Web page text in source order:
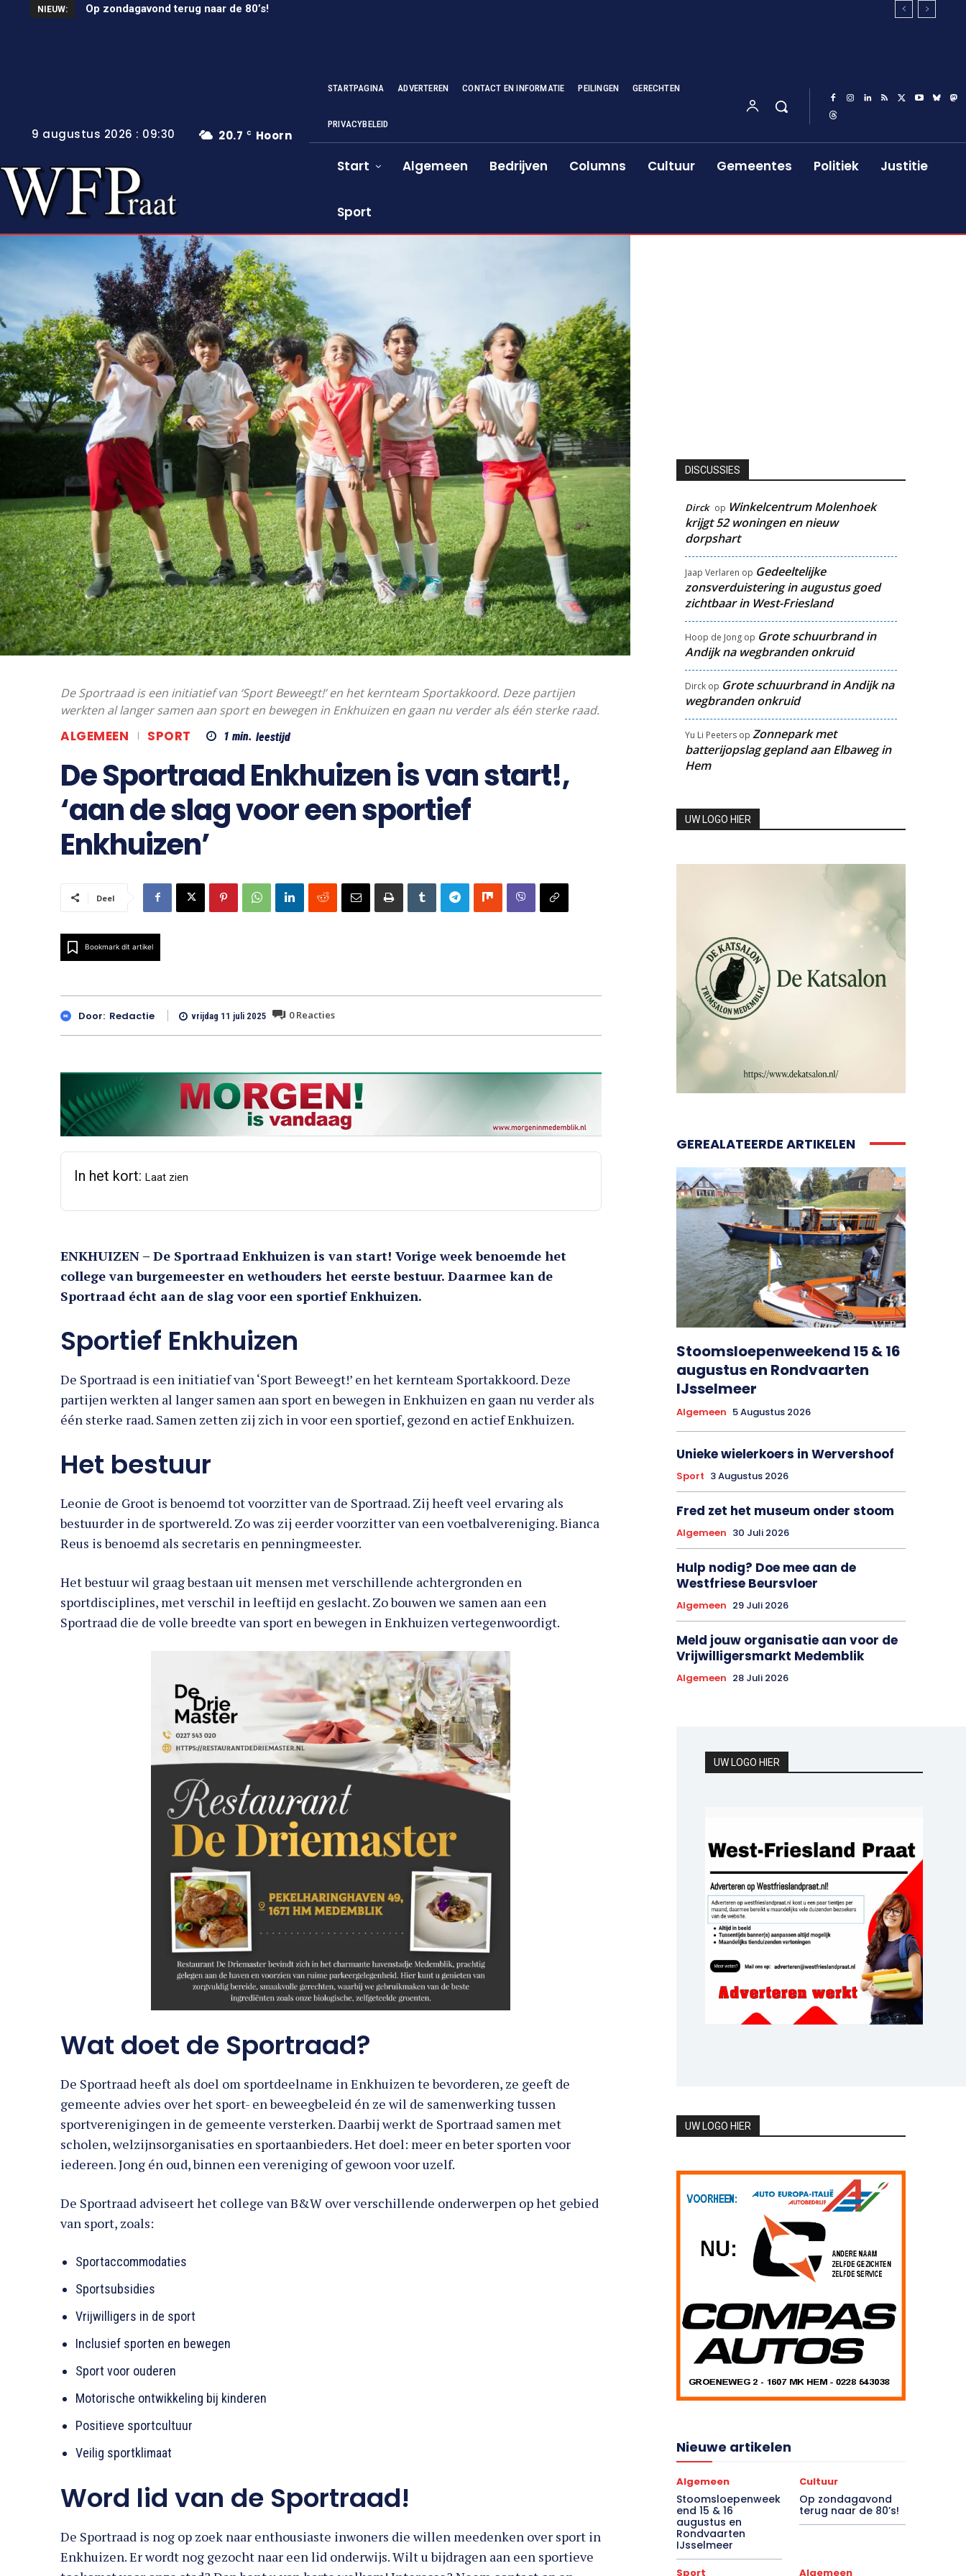
NIEUW: Unieke wielerkoers in Wervershoof
20.7 C Hoorn
9 augustus 2026 : 09:30
STARTPAGINA ADVERTEREN CONTACT EN INFORMATIE PEILINGEN GERECHTEN
PRIVACYBELEID
Start Algemeen Bedrijven Columns Cultuur Gemeentes Politiek Justitie
Sport
De Sportraad is een initiatief van ‘Sport Beweegt!’ en het kernteam Sportakkoord. Deze partijen
werkten al langer samen aan sport en bewegen in Enkhuizen en gaan nu verder als één sterke raad.
ALGEMEEN SPORT 1 min. leestijd
De Sportraad Enkhuizen is van start!,
‘aan de slag voor een sportief
Enkhuizen’
Deel
Bookmark dit artikel
Door: Redactie vrijdag 11 juli 2025 0Reacties
In het kort: Laat zien
ENKHUIZEN – De Sportraad Enkhuizen is van start! Vorige week benoemde het
college van burgemeester en wethouders het eerste bestuur. Daarmee kan de
Sportraad écht aan de slag voor een sportief Enkhuizen.
Sportief Enkhuizen
De Sportraad is een initiatief van ‘Sport Beweegt!’ en het kernteam Sportakkoord. Deze
partijen werkten al langer samen aan sport en bewegen in Enkhuizen en gaan nu verder als
één sterke raad. Samen zetten zij zich in voor een sportief, gezond en actief Enkhuizen.
Het bestuur
Leonie de Groot is benoemd tot voorzitter van de Sportraad. Zij heeft veel ervaring als
bestuurder in de sportwereld. Zo was zij eerder voorzitter van een voetbalvereniging. Bianca
Reus is benoemd als secretaris en penningmeester.
Het bestuur wil graag bestaan uit mensen met verschillende achtergronden en
sportdisciplines, met verschil in leeftijd en geslacht. Zo bouwen we samen aan een
Sportraad die de volle breedte van sport en bewegen in Enkhuizen vertegenwoordigt.
Wat doet de Sportraad?
gemeente advies over het sport- en beweegbeleid én ze wil de samenwerking tussen
sportverenigingen in de gemeente versterken. Daarbij werkt de Sportraad samen met
scholen, welzijnsorganisaties en sportaanbieders. Het doel: meer en beter sporten voor
iedereen. Jong én oud, binnen een vereniging of gewoon voor uzelf.
van sport, zoals:
Sportaccommodaties
Sportsubsidies
Vrijwilligers in de sport
Inclusief sporten en bewegen
Sport voor ouderen
Motorische ontwikkeling bij kinderen
Positieve sportcultuur
Veilig sportklimaat
Word lid van de Sportraad!
Enkhuizen. Er wordt nog gezocht naar een lid onderwijs. Wilt u bijdragen aan een sportieve
toekomst voor onze stad? Dan bent u van harte welkom! Interesse? Neem contact op en
DISCUSSIES
Dirck op Winkelcentrum Molenhoek
krijgt 52 woningen en nieuw
dorpshart
Jaap Verlaren op Gedeeltelijke
zonsverduistering in augustus goed
zichtbaar in West-Friesland
Hoop de Jongop Grote schuurbrand in
Andijk na wegbranden onkruid
Dirckop Grote schuurbrand in Andijk na
wegbranden onkruid
Yu Li Peetersop Zonnepark met
batterijopslag gepland aan Elbaweg in
Hem
UW LOGO HIER
GEREALATEERDE ARTIKELEN
Stoomsloepenweekend 15 & 16
augustus en Rondvaarten
IJsselmeer
Algemeen 5 Augustus 2026
Unieke wielerkoers in Wervershoof
Sport 3 Augustus 2026
Fred zet het museum onder stoom
Algemeen 30 Juli 2026
Hulp nodig? Doe mee aan de
Westfriese Beursvloer
Algemeen 29 Juli 2026
Meld jouw organisatie aan voor de
Vrijwilligersmarkt Medemblik
Algemeen 28 Juli 2026
UW LOGO HIER
UW LOGO HIER
Nieuwe artikelen
Algemeen
Stoomsloepenweek
end 15 & 16
augustus en
Rondvaarten
IJsselmeer
Cultuur
Op zondagavond
terug naar de 80’s!